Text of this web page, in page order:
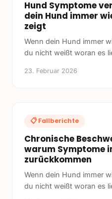
Hund Symptome
dein Hund immer
zeigt
Wenn dein Hund immer
du nicht weißt woran es
23. Februar 2026
📋 Fallberichte
Chronische
warum Symptome
zurückkommen
Wenn dein Hund immer
du nicht weißt woran es